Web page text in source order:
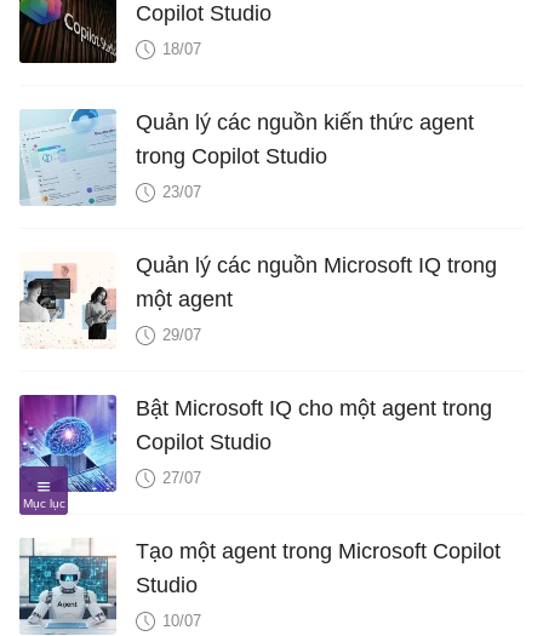
Copilot Studio
18/07
Quản lý các nguồn kiến ​​thức agent
trong Copilot Studio
23/07
Quản lý các nguồn Microsoft IQ trong
một agent
29/07
Bật Microsoft IQ cho một agent trong
Copilot Studio
27/07
Tạo một agent trong Microsoft Copilot
Studio
10/07